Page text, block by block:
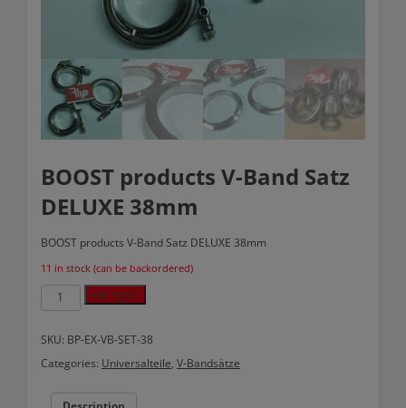
BOOST products V-Band Satz
DELUXE 38mm
BOOST products V-Band Satz DELUXE 38mm
11 in stock (can be backordered)
BOOST
products
Band
Satz
DELUXE
quantity
Anfragen
SKU: BP-EX-VB-SET-38
Categories: Universalteile, V-Bandsätze